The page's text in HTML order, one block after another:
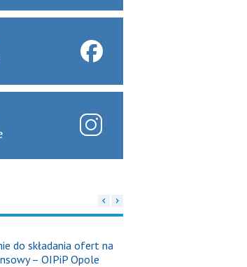
do składania ofert na
– OIPiP Opole